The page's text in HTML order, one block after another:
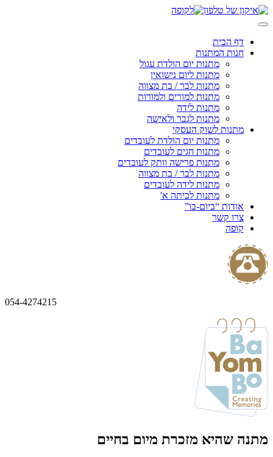
Skip
to
דף הבית
חנות המתנות
מתנות יום הולדת עגול
מתנות ליום נישואין
מתנות לבר / בת מצווה
מתנות למורים ולמורות
מתנות לידה
מתנות לגבר ולאישה
מתנות לשוק העסקי
מתנות יום הולדת לעובדים
מתנות חגים לעובדים
מתנות פרישה וותק לעובדים
מתנות לבר / בת מצווה
מתנות לידה לעובדים
מתנות לכיתה א'
אודות “ביום-בו”
צרו קשר
קופה
054-4274215
מתנה שהיא מזכרת מיום בחיים